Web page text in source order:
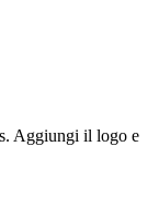
Aggiungi il logo e